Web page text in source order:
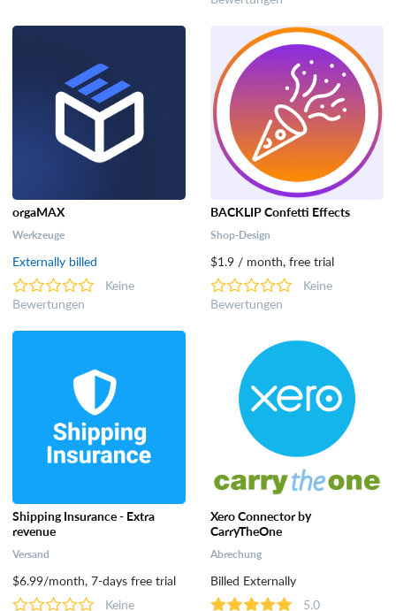
orgaMAX
Werkzeuge
Externally billed
Keine
Bewertungen
BACKLIP Confetti Effects
Shop-Design
$1.9 / month, free trial
Keine
Bewertungen
Shipping Insurance - Extra
revenue
Versand
$6.99/month, 7-days free trial
Keine
Xero Connector by
CarryTheOne
Abrechung
Billed Externally
5.0